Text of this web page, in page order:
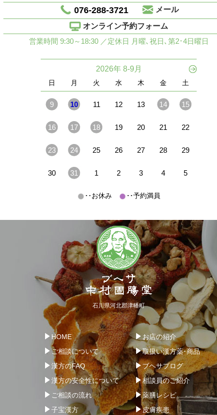
076-288-3721
メール
オンライン予約フォーム
営業時間 9:30～18:30 ／定休日 月曜､祝日､第2･4日曜日
2026年 8-9月
日 月 火 水 木 金 土
9 10 11 12 13 14 15
16 17 18 19 20 21 22
23 24 25 26 27 28 29
30 31 1 2 3 4 5
･･お休み ･･予約満員
石川県河北郡津幡町
HOME
お店の紹介
ご相談について
取扱い漢方薬･商品
漢方のFAQ
ブヘサブログ
漢方の安全性について
相談員のご紹介
ご相談の流れ
薬膳レシピ
子宝漢方
皮膚疾患